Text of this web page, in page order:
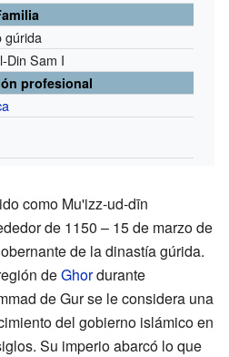
gúrida
Din Sam I
profesional
como Mu'izz-ud-dīn
de 1150 – 15 de marzo de
de la dinastía gúrida.
deGhordurante
de Gur se le considera una
del gobierno islámico en
Su imperio abarcó lo que